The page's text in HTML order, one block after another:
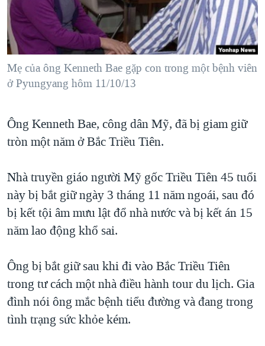
"Tìm"NGƯỜI VIỆT HẢI NGOẠI
ĐỜI SỐNG
KINH TẾ
KHOA HỌC
VĂN HOÁ
THỂ THAO
HÀNH TRÌNH BẦU CỬ 2024
MỘT NĂM CHIẾN TRANH TẠI DẢI GAZA
GIẢI MÃ VÀNH ĐAI & CON ĐƯỜNG
NGÀY TỊ NẠN THẾ GIỚI
GROUND ZERO – XƯA VÀ NAY
CÁC GIÁ TRỊ CỘNG HÒA Ở VIỆT NAM
THƯỢNG ĐỈNH TRUMP-KIM TẠI VIỆT NAM
TRỊNH VĨNH BÌNH VS. CHÍNH PHỦ VIỆT NAM
NGƯ DÂN VIỆT VÀ LÀN SÓNG TRỘM HẢI SÂM
BÊN KIA QUỐC LỘ: TIẾNG VỌNG TỪ NÔNG THÔN MỸ
QUAN HỆ VIỆT MỸ
VIDEO
NGHE
MẠNG XÃ HỘI
Ngôn ngữ khác
Mẹ của ông Kenneth Bae gặp con trong một bệnh viên
ở Pyungyang hôm 11/10/13
Ông Kenneth Bae, công dân Mỹ, đã bị giam giữ
tròn một năm ở Bắc Triều Tiên.
Nhà truyền giáo người Mỹ gốc Triều Tiên 45 tuổi
này bị bắt giữ ngày 3 tháng 11 năm ngoái, sau đó
bị kết tội âm mưu lật đổ nhà nước và bị kết án 15
năm lao động khổ sai.
Ông bị bắt giữ sau khi đi vào Bắc Triều Tiên
trong tư cách một nhà điều hành tour du lịch. Gia
đình nói ông mắc bệnh tiểu đường và đang trong
tình trạng sức khỏe kém.